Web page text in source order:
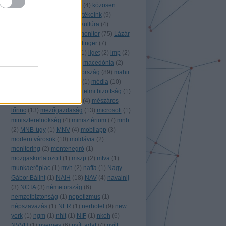
közgép
(4) közösen
közösértékeink (9)
kultúra (4)
k monitor (75) Lázár
János (5 leisztinger (7)
1) liget (2) lmp (2)
macedónia (2)
magyarország ( 89) mahir
(1) média (10)
mentelmi bizottság (1)
mesterséges intelligencia (4) mészáros
lőrinc (13) mezőgazdaság (13) microsoft (1)
miniszterelnökség (4) minisztérium (7) mnb
(2) MNB-ügy (1) MNV (4) mobilapp (3)
modern városok (10) moldávia (2)
monitoring (2) montenegró (1)
mozgaskorlatozott (1) mszp (2) mtva (1)
munkaerőpiac (1) mvh (2) naffa (1) Nagy
Gábor Bálint (1) NAIH (18) NAV (4) navalnij
(3) NCTA (3) németország (6)
nemzetbiztonság (1) nepotizmus (1)
népszavazás (1) NER (1) nerhotel (9) new
york (1) ngm (1) nhit (1) NIF (1) nkoh (6)